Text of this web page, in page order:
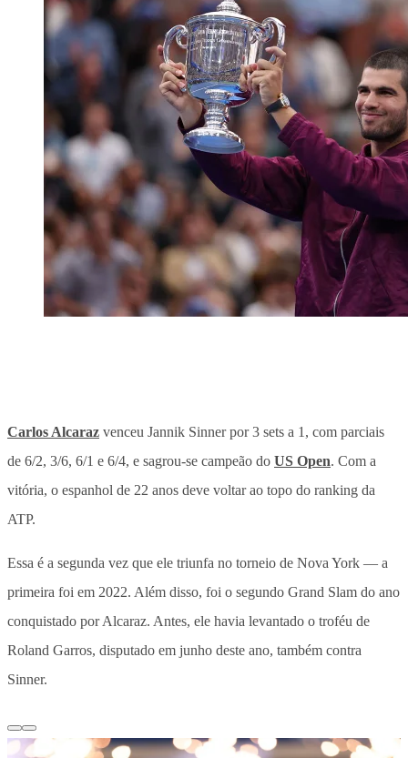
Carlos Alcaraz venceu Jannik Sinner por 3 sets a 1, com parciais
de 6/2, 3/6, 6/1 e 6/4, e sagrou-se campeão do US Open. Com a
vitória, o espanhol de 22 anos deve voltar ao topo do ranking da
ATP.
Essa é a segunda vez que ele triunfa no torneio de Nova York — a
primeira foi em 2022. Além disso, foi o segundo Grand Slam do ano
conquistado por Alcaraz. Antes, ele havia levantado o troféu de
Roland Garros, disputado em junho deste ano, também contra
Sinner.